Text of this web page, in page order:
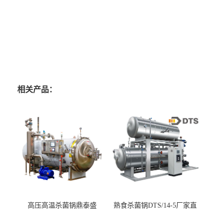
相关产品：
高压高温杀菌锅鼎泰盛
熟食杀菌锅DTS/14-5厂家直